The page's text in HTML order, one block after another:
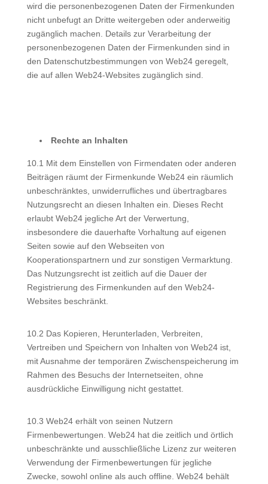
wird die personenbezogenen Daten der Firmenkunden
nicht unbefugt an Dritte weitergeben oder anderweitig
zugänglich machen. Details zur Verarbeitung der
personenbezogenen Daten der Firmenkunden sind in
den Datenschutzbestimmungen von Web24 geregelt,
die auf allen Web24-Websites zugänglich sind.
Rechte an Inhalten
10.1 Mit dem Einstellen von Firmendaten oder anderen
Beiträgen räumt der Firmenkunde Web24 ein räumlich
unbeschränktes, unwiderrufliches und übertragbares
Nutzungsrecht an diesen Inhalten ein. Dieses Recht
erlaubt Web24 jegliche Art der Verwertung,
insbesondere die dauerhafte Vorhaltung auf eigenen
Seiten sowie auf den Webseiten von
Kooperationspartnern und zur sonstigen Vermarktung.
Das Nutzungsrecht ist zeitlich auf die Dauer der
Registrierung des Firmenkunden auf den Web24-
Websites beschränkt.
10.2 Das Kopieren, Herunterladen, Verbreiten,
Vertreiben und Speichern von Inhalten von Web24 ist,
mit Ausnahme der temporären Zwischenspeicherung im
Rahmen des Besuchs der Internetseiten, ohne
ausdrückliche Einwilligung nicht gestattet.
10.3 Web24 erhält von seinen Nutzern
Firmenbewertungen. Web24 hat die zeitlich und örtlich
unbeschränkte und ausschließliche Lizenz zur weiteren
Verwendung der Firmenbewertungen für jegliche
Zwecke, sowohl online als auch offline. Web24 behält